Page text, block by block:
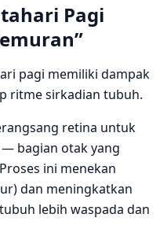
Pagi
pagi memiliki dampak
ritme sirkadian tubuh.
retina untuk
bagian otak yang
ini menekan
dan meningkatkan
lebih waspada dan